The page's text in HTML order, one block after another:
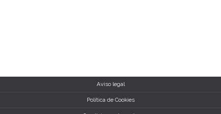
Aviso legal
Política de Cookies